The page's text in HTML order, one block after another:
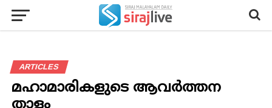
ARTICLES
മഹാമാരികളുടെ ആവർത്തന